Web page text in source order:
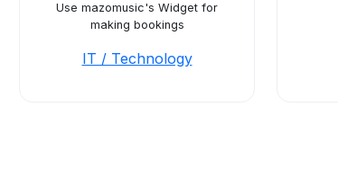
Use mazomusic's Widget for
making bookings
IT / Technology